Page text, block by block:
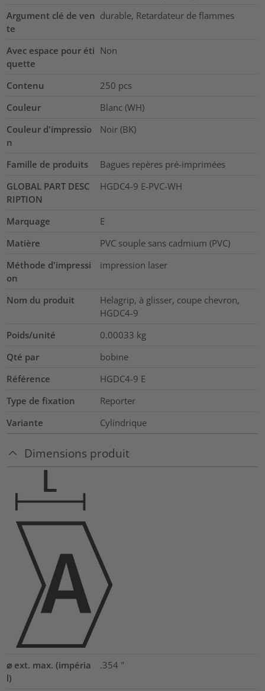
Argument clé de ven
te
durable, Retardateur de flammes
Avec espace pour éti
quette
Non
Contenu 250 pcs
Couleur
Blanc (WH)
Couleur d'impressio
n
Noir (BK)
Famille de produits
Bagues repères pré-imprimées
GLOBAL PART DESC
RIPTION
HGDC4-9 E-PVC-WH
Marquage
E
Matière
PVC souple sans cadmium (PVC)
Méthode d'impressi
on
impression laser
Nom du produit
Helagrip, à glisser, coupe chevron,
HGDC4-9
Poids/unité
0.00033 kg
Qté par
bobine
Référence
HGDC4-9 E
Type de fixation
Reporter
Variante
Cylindrique
Dimensions produit
⌀ ext. max. (impéria
l)
.354 "